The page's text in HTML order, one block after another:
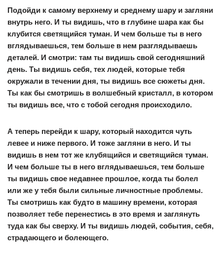
Подойди к самому верхнему и среднему шару и загляни
внутрь него. И ты видишь, что в глубине шара как бы
клубится светящийся туман. И чем больше ты в него
вглядываешься, тем больше в нем разглядываешь
деталей. И смотри: там ты видишь свой сегодняшний
день. Ты видишь себя, тех людей, которые тебя
окружали в течении дня, ты видишь все сюжеты дня.
Ты как бы смотришь в волшебный кристалл, в котором
ты видишь все, что с тобой сегодня происходило.
А теперь перейди к шару, который находится чуть
левее и ниже первого. И тоже загляни в него. И ты
видишь в нем тот же клубящийся и светящийся туман.
И чем больше ты в него вглядываешься, тем больше
ты видишь свое недавнее прошлое, когда ты болел
или же у тебя были сильные личностные проблемы.
Ты смотришь как будто в машину времени, которая
позволяет тебе перенестись в это время и заглянуть
туда как бы сверху. И ты видишь людей, события, себя,
страдающего и болеющего.